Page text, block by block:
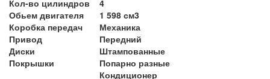
Кол-во цилиндров
4
Обьем двигателя
1 598 см3
Коробка передач
Механика
Привод
Передний
Диски
Штампованные
Покрышки
Попарно разные
Кондиционер